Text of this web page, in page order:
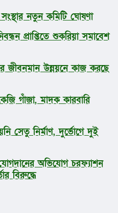
নতুন কমিটি ঘোষণা
প্রাপ্তিতে শুকরিয়া সমাবেশ
জীবনমান উন্নয়নে কাজ করছে
গাঁজা, মাদক কারবারি
সেতু নির্মাণ, দুর্ভোগে দুই
যোগদানের অভিযোগ চরফ্যাশন
বিরুদ্ধে